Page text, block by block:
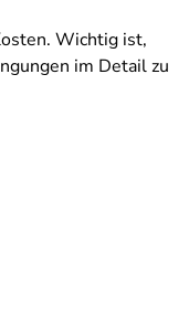
Wichtig ist,
im Detail zu